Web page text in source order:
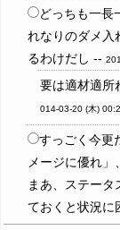
どっちも一長
れなりのダメ入
るわけだし --
要は適材適所
014-03-20 (木)
すっごく今更
メージに優れ
まあ、ステー
ておくと状況に